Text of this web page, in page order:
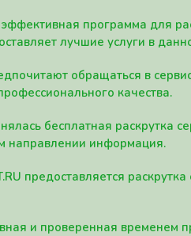
программа для
лучшие услуги в
обращаться в
качества.
бесплатная раскрутка
направлении информация.
предоставляется
и проверенная временем